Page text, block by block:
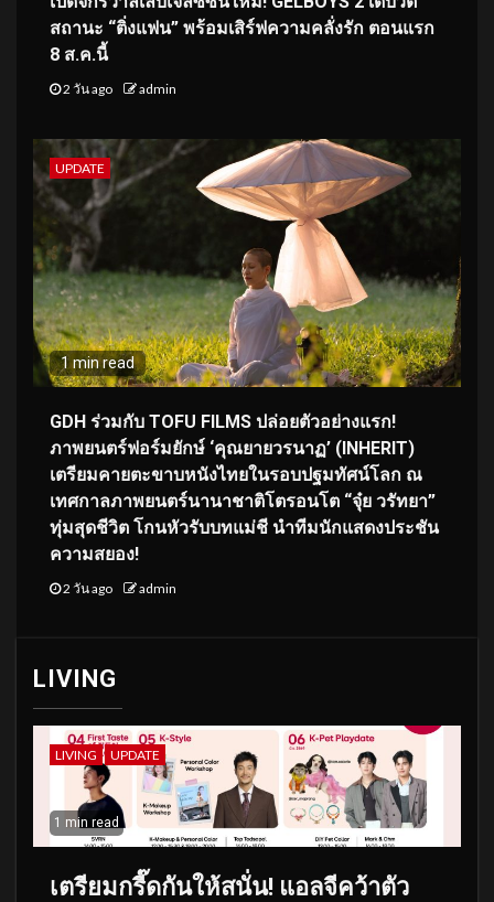
สถานะ “ติ่งแฟน” พร้อมเสิร์ฟความคลั่งรัก ตอนแรก
8 ส.ค.นี้
2 วัน ago admin
UPDATE
1 min read
GDH ร่วมกับ TOFU FILMS ปล่อยตัวอย่างแรก!
ภาพยนตร์ฟอร์มยักษ์ ‘คุณยายวรนาฏ’ (INHERIT)
เตรียมคายตะขาบหนังไทยในรอบปฐมทัศน์โลก ณ
เทศกาลภาพยนตร์นานาชาติโตรอนโต “จุ๋ย วรัทยา”
ทุ่มสุดชีวิต โกนหัวรับบทแม่ชี นำทีมนักแสดงประชัน
ความสยอง!
2 วัน ago admin
LIVING
LIVING UPDATE
1 min read
เตรียมกรี๊ดกันให้สนั่น! แอลจีคว้าตัว